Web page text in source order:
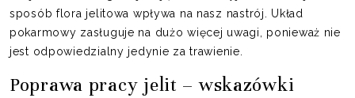
sposób flora jelitowa wpływa na nasz nastrój. Układ
pokarmowy zasługuje na dużo więcej uwagi, ponieważ nie
jest odpowiedzialny jedynie za trawienie.
Poprawa pracy jelit – wskazówki